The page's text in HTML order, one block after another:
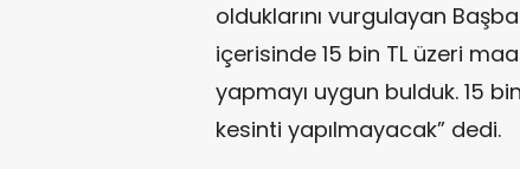
olduklarını vurgulayan
içerisinde 15 bin TL üzeri
yapmayı uygun bulduk. 15
kesinti yapılmayacak” dedi.